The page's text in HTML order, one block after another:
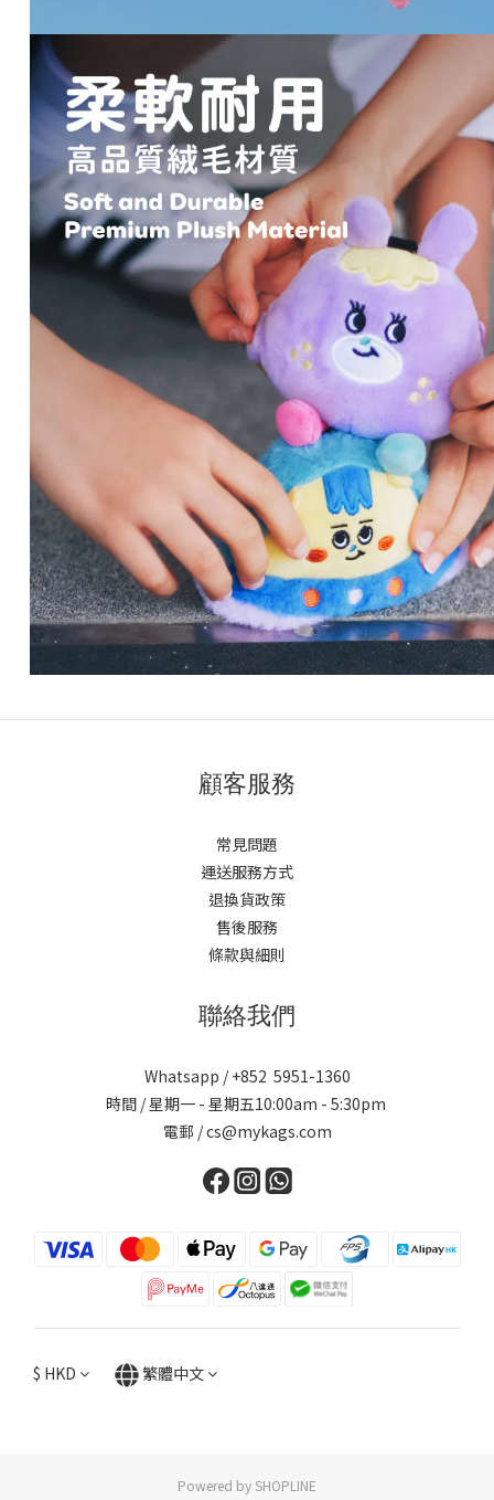
顧客服務
常見問題
運送服務方式
退換貨政策
售後服務
條款與細則
聯絡我們
Whatsapp / +852 5951-1360
時間 / 星期一 - 星期五10:00am - 5:30pm
電郵 / cs@mykags.com
$ HKD 繁體中文
Powered by SHOPLINE